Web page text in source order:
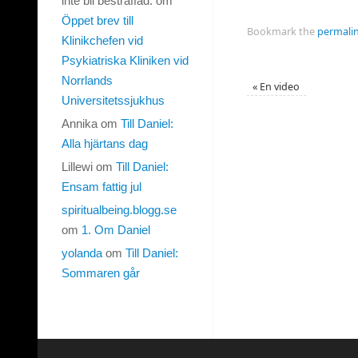
Bookmark the
« En video
Öppet brev till
Klinikchefen vid
Psykiatriska Kliniken vid
Norrlands
Universitetssjukhus
Annika om Till Daniel:
Alla hjärtans dag
Lillewi om Till Daniel:
Ensam fattig jul
spiritualbeing.blogg.se
om 1. Om Daniel
yolanda om Till Daniel:
Sommaren går